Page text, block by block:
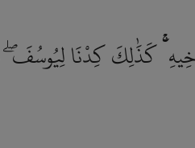
كَذَٰلِكَ كِدْنَا لِيُوسُفَ